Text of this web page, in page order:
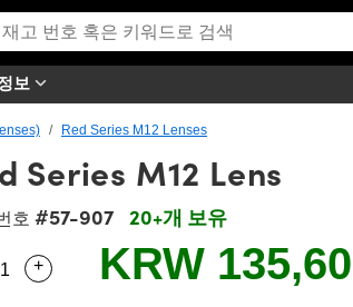
보
Red Series M12 Lenses
Series M12 Lens
호 #57-907 20+개 보유
Selector
Use the plus and minus buttons to adjust
+ KRW